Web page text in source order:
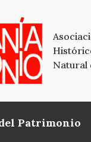
Natural
Patrimonio